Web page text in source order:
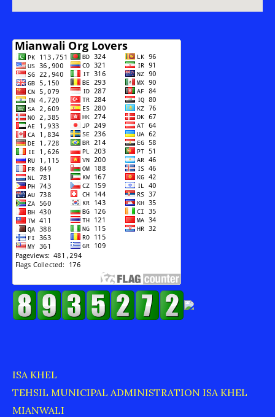
ISA KHEL
TEHSIL MUNICIPAL ADMINISTRATION ISA KHEL
MIANWALI